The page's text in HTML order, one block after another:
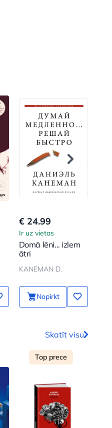
€ 24.99
Ir uz vietas
Domā lēni... izlem
ātri
KANEMAN D.
Nopirkt
Skatīt visu
Top prece